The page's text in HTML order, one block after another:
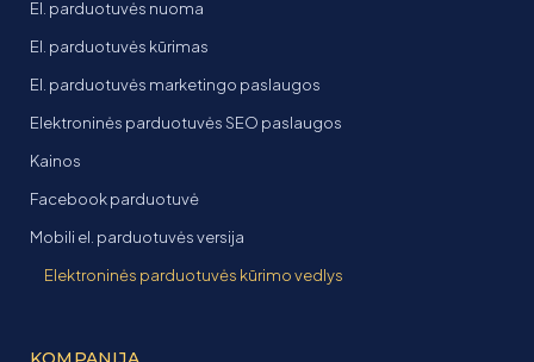
El. parduotuvės nuoma
El. parduotuvės kūrimas
El. parduotuvės marketingo paslaugos
Elektroninės parduotuvės SEO paslaugos
Kainos
Facebook parduotuvė
Mobili el. parduotuvės versija
Elektroninės parduotuvės kūrimo vedlys